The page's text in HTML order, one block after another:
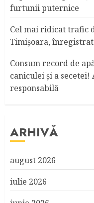
furtunii puternice
Cel mai ridicat trafic
Timişoara,
Consum record de
caniculei şi a
responsabilă
ARHIVĂ
august 2026
iulie 2026